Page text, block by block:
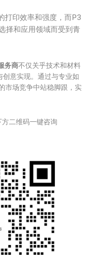
打印效率和强度，而P3
择和应用领域而受到青
务商不仅关乎技术和材料
意实现。通过与专业如
市场竞争中站稳脚跟，实
二维码一键咨询